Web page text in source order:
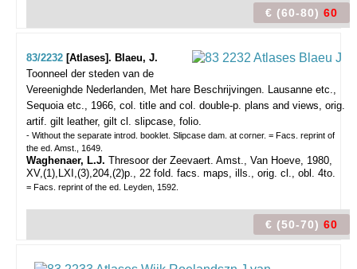
€ (60-80) 60
83/2232 [Atlases]. Blaeu, J.
Toonneel der steden van de
Vereenighde Nederlanden, Met hare Beschrijvingen. Lausanne etc.,
Sequoia etc., 1966, col. title and col. double-p. plans and views, orig.
artif. gilt leather, gilt cl. slipcase, folio.
- Without the separate introd. booklet. Slipcase dam. at corner. = Facs. reprint of
the ed. Amst., 1649.
Waghenaer, L.J. Thresoor der Zeevaert. Amst., Van Hoeve, 1980,
XV,(1),LXI,(3),204,(2)p., 22 fold. facs. maps, ills., orig. cl., obl. 4to.
= Facs. reprint of the ed. Leyden, 1592.
€ (50-70) 60